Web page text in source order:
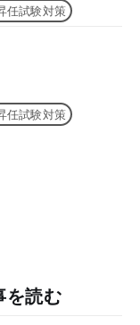
任試験対策
任試験対策
を読む